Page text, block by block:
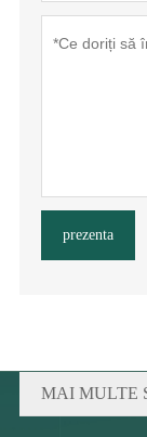
prezenta
MAI MULTE